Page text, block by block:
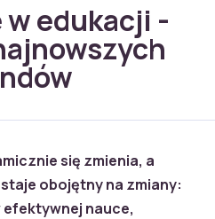
edukacji -
się zmienia, a
obojętny na zmiany:
efektywnej nauce,